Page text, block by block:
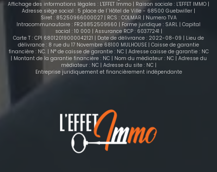
Affichage des informations légales : L'EFFET Immo | Raison sociale : L'EFFET IMMO |
Adresse siège social : 5 place de l`Hôtel de Ville - 68500 Guebwiller |
Siret : 85250966000027 | RCS : COLMAR | Numero TVA
Intracommunautaire : FR26852509660 | Forme juridique : SARL | Capital
social : 10 000 | Assurance RCP : 60377241 |
Carte T : CPI 68012019000042121 | Date de délivrance : 2022-08-09 | Lieu de
délivrance : 8 rue du 17 Novembre 68100 MULHOUSE | Caisse de garantie
financière : NC. | N° de caisse de garantie : NC | Adresse caisse de garantie : NC
| Montant de la garantie financière : NC | Nom du médiateur : NC | Adresse du
médiateur : NC | Adresse du site : NC |
Entreprise juridiquement et financièrement indépendante